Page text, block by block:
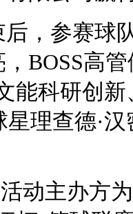
参赛球队
BOSS高
能科研创
理查德·
主办方为